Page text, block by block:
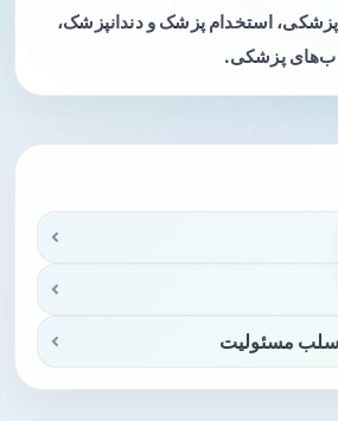
استخدام پزشک و دندانپزشک،
مسئولیت